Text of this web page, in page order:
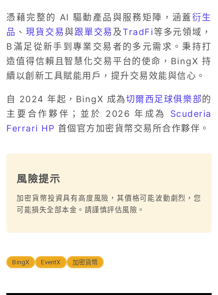
憑藉完整的 AI 驅動產品與服務矩陣，涵蓋衍生
品 、現貨交易與跟單交易 及TradFi等多元領域，
B滿足從新手到專業交易者的多元需求。秉持打
造值得信賴且智慧化交易平台的使命，BingX 持
續以創新工具賦能用戶，提升交易效能與信心。
自 2024 年起，BingX 成為切爾西足球俱樂部的
主要合作夥伴；並於 2026 年成為 Scuderia
Ferrari HP 首個官方加密貨幣交易所合作夥伴。
風險提示
加密貨幣投資具有高度風險，其價格可能波動劇烈，您
可能損失全部本金。請謹慎評估風險。
BingX EventX 加密貨幣